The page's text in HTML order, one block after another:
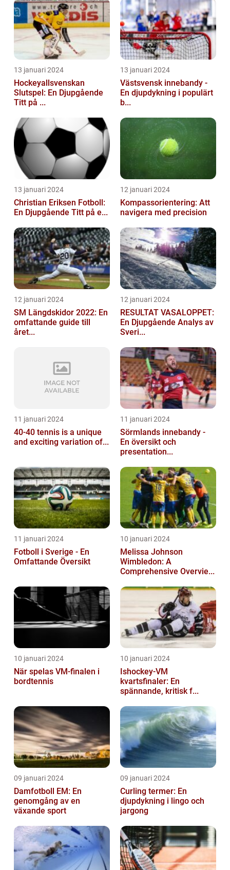
13 januari 2024
Hockeyallsvenskan
Slutspel: En Djupgående
Titt på ...
13 januari 2024
Västsvensk innebandy -
En djupdykning i populärt
b...
13 januari 2024
Christian Eriksen Fotboll:
En Djupgående Titt på e...
12 januari 2024
Kompassorientering: Att
navigera med precision
12 januari 2024
SM Längdskidor 2022: En
omfattande guide till
året...
12 januari 2024
RESULTAT VASALOPPET:
En Djupgående Analys av
Sveri...
11 januari 2024
40-40 tennis is a unique
and exciting variation of...
11 januari 2024
Sörmlands innebandy -
En översikt och
presentation...
11 januari 2024
Fotboll i Sverige - En
Omfattande Översikt
10 januari 2024
Melissa Johnson
Wimbledon: A
Comprehensive Overvie...
10 januari 2024
När spelas VM-finalen i
bordtennis
10 januari 2024
Ishockey-VM
kvartsfinaler: En
spännande, kritisk f...
09 januari 2024
Damfotboll EM: En
genomgång av en
växande sport
09 januari 2024
Curling termer: En
djupdykning i lingo och
jargong